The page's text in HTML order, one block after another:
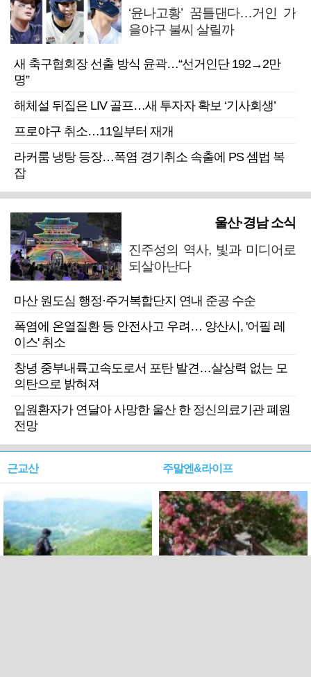
‘윤나고황’ 꿈틀댄다…거인 가
을야구 불씨 살릴까
새 축구협회장 선출 방식 윤곽…“선거인단 192→2만
명”
해체설 뒤집은 LIV 골프…새 투자자 확보 ‘기사회생’
프로야구 취소…11일부터 재개
라커룸 냉탕 등장…폭염 경기취소 속출에 PS 셈법 복
잡
울산·경남 소식
진주성의 역사, 빛과 미디어로
되살아난다
마산 원도심 행정·주거복합단지 연내 준공 수순
폭염에 온열질환 등 안전사고 우려… 양산시, '어필 레
이스' 취소
창녕 중부내륙고속도로서 포탄 발견…살상력 없는 모
의탄으로 밝혀져
입원환자가 연달아 사망한 울산 한 정신의료기관 폐원
전망
근교산 주말엔&라이프